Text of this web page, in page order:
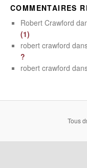
COMMENTAIRES
Robert Crawford
(1)
robert crawford
?
robert crawford
Tous